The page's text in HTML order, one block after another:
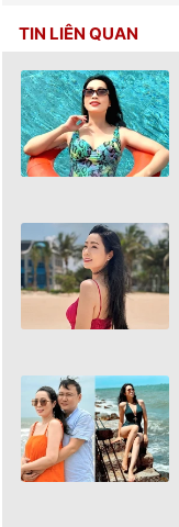
TIN LIÊN QUAN